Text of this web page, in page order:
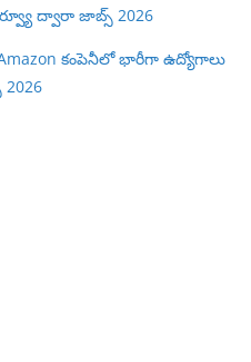
ద్వారా జాబ్స్ 2026
కంపెనీలో భారీగా ఉద్యోగాలు
2026